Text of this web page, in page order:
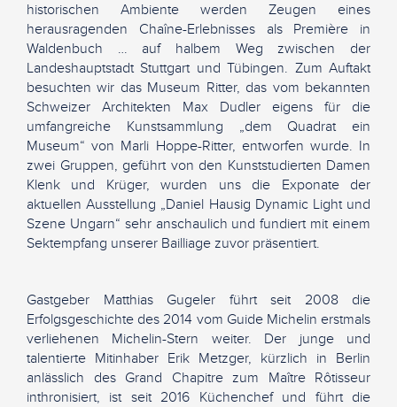
historischen Ambiente werden Zeugen eines
herausragenden Chaîne-Erlebnisses als Première in
Waldenbuch … auf halbem Weg zwischen der
Landeshauptstadt Stuttgart und Tübingen. Zum Auftakt
besuchten wir das Museum Ritter, das vom bekannten
Schweizer Architekten Max Dudler eigens für die
umfangreiche Kunstsammlung „dem Quadrat ein
Museum“ von Marli Hoppe-Ritter, entworfen wurde. In
zwei Gruppen, geführt von den Kunststudierten Damen
Klenk und Krüger, wurden uns die Exponate der
aktuellen Ausstellung „Daniel Hausig Dynamic Light und
Szene Ungarn“ sehr anschaulich und fundiert mit einem
Sektempfang unserer Bailliage zuvor präsentiert.
Gastgeber Matthias Gugeler führt seit 2008 die
Erfolgsgeschichte des 2014 vom Guide Michelin erstmals
verliehenen Michelin-Stern weiter. Der junge und
talentierte Mitinhaber Erik Metzger, kürzlich in Berlin
anlässlich des Grand Chapitre zum Maître Rôtisseur
inthronisiert, ist seit 2016 Küchenchef und führt die